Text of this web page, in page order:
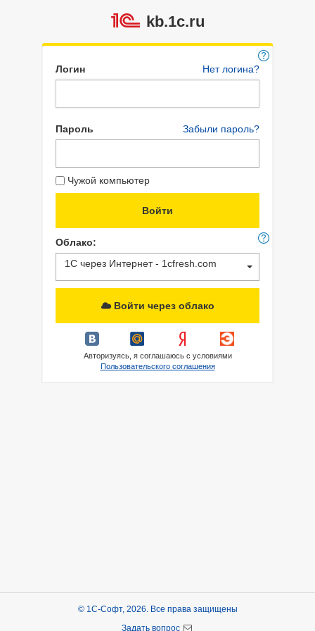
kb.1c.ru
Логин Нет логина?
Пароль Забыли пароль?
Чужой компьютер
Облако:
1С через Интернет - 1cfresh.com
Войти через облако
Авторизуясь, я соглашаюсь с условиями
Пользовательского соглашения
© 1С-Софт, 2026. Все права защищены
Задать вопрос